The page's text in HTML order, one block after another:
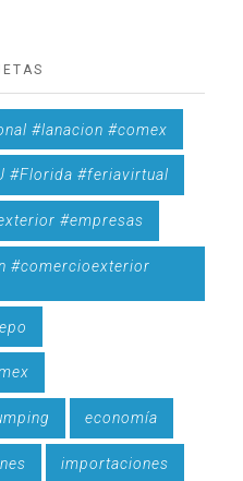
#lanacion #comex
#Florida #feriavirtual
#empresas
#comercioexterior
economía
importaciones